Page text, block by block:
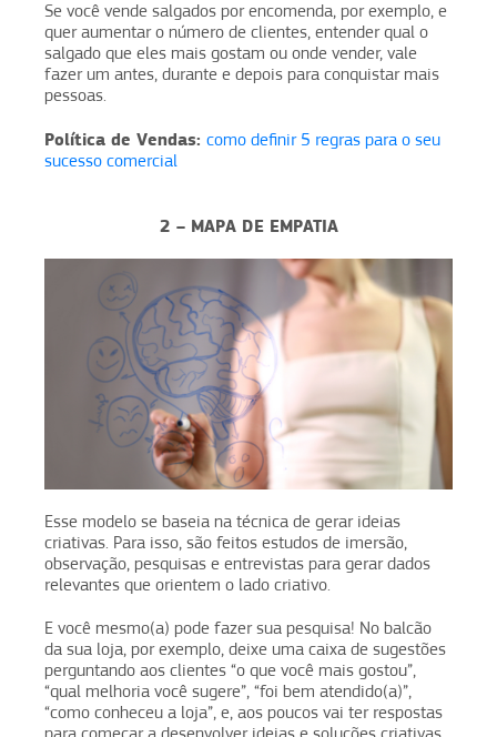
Se você vende salgados por encomenda, por exemplo, e
quer aumentar o número de clientes, entender qual o
salgado que eles mais gostam ou onde vender, vale
fazer um antes, durante e depois para conquistar mais
pessoas.
Política de Vendas: como definir 5 regras para o seu
sucesso comercial
2 – MAPA DE EMPATIA
Esse modelo se baseia na técnica de gerar ideias
criativas. Para isso, são feitos estudos de imersão,
observação, pesquisas e entrevistas para gerar dados
relevantes que orientem o lado criativo.
E você mesmo(a) pode fazer sua pesquisa! No balcão
da sua loja, por exemplo, deixe uma caixa de sugestões
perguntando aos clientes “o que você mais gostou”,
“qual melhoria você sugere”, “foi bem atendido(a)”,
“como conheceu a loja”, e, aos poucos vai ter respostas